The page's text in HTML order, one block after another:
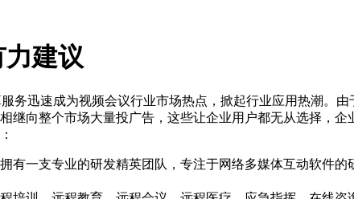
建议
务迅速成为视频会议行业市场热点，掀起行业应用热潮。
继向整个市场大量投广告，这些让企业用户都无从选择，
有一支专业的研发精英团队，专注于网络多媒体互动软件